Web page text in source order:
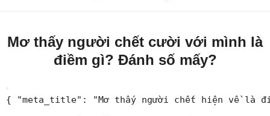
Mơ thấy người chết cười với mình là
điềm gì? Đánh số mấy?
{ "meta_title": "Mơ thấy người chết hiện về là